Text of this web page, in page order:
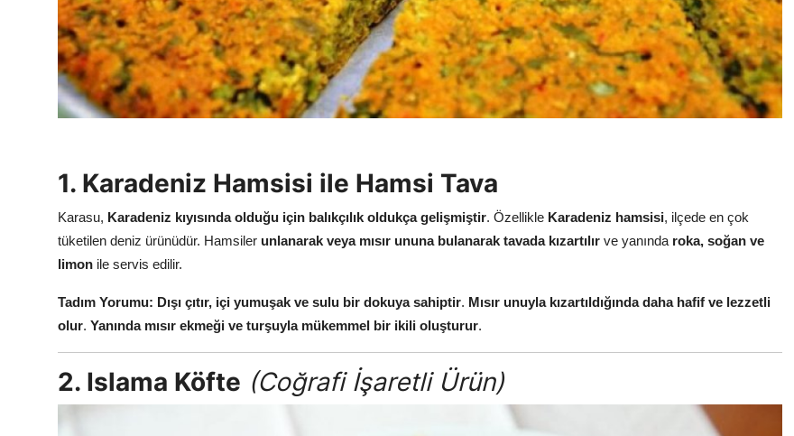
Mutfak Temizliği & Pratik Bilgiler
Anne & Bebek Beslenmesi
Mutfak Sırları & Teknikler
Yemek Tarifleri & Menüler
1. Karadeniz Hamsisi ile Hamsi Tava
Karasu, Karadeniz kıyısında olduğu için balıkçılık oldukça gelişmiştir. Özellikle Karadeniz hamsisi, ilçede en çok
tüketilen deniz ürünüdür. Hamsiler unlanarak veya mısır ununa bulanarak tavada kızartılır ve yanında roka, soğan ve
limon ile servis edilir.
Tadım Yorumu: Dışı çıtır, içi yumuşak ve sulu bir dokuya sahiptir. Mısır unuyla kızartıldığında daha hafif ve lezzetli
olur. Yanında mısır ekmeği ve turşuyla mükemmel bir ikili oluşturur.
2. Islama Köfte (Coğrafi İşaretli Ürün)